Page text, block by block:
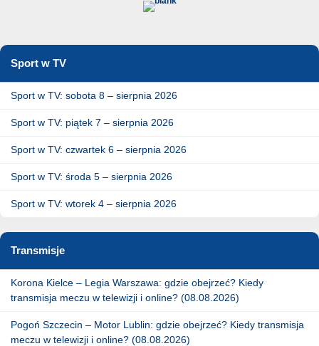
Sport w TV
Sport w TV: sobota 8 – sierpnia 2026
Sport w TV: piątek 7 – sierpnia 2026
Sport w TV: czwartek 6 – sierpnia 2026
Sport w TV: środa 5 – sierpnia 2026
Sport w TV: wtorek 4 – sierpnia 2026
Transmisje
Korona Kielce – Legia Warszawa: gdzie obejrzeć? Kiedy
transmisja meczu w telewizji i online? (08.08.2026)
Pogoń Szczecin – Motor Lublin: gdzie obejrzeć? Kiedy transmisja
meczu w telewizji i online? (08.08.2026)